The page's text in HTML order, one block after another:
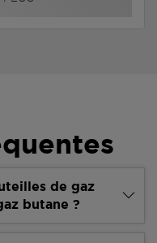
de gaz
butane ?